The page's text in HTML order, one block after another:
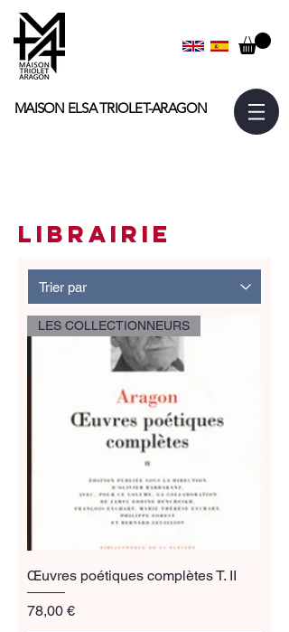
MAISON ELSATRIOLET-ARAGON
librairie
LES COLLECTIONNEURS
Œuvres poétiques complètes T. II
Prix
78,00 €